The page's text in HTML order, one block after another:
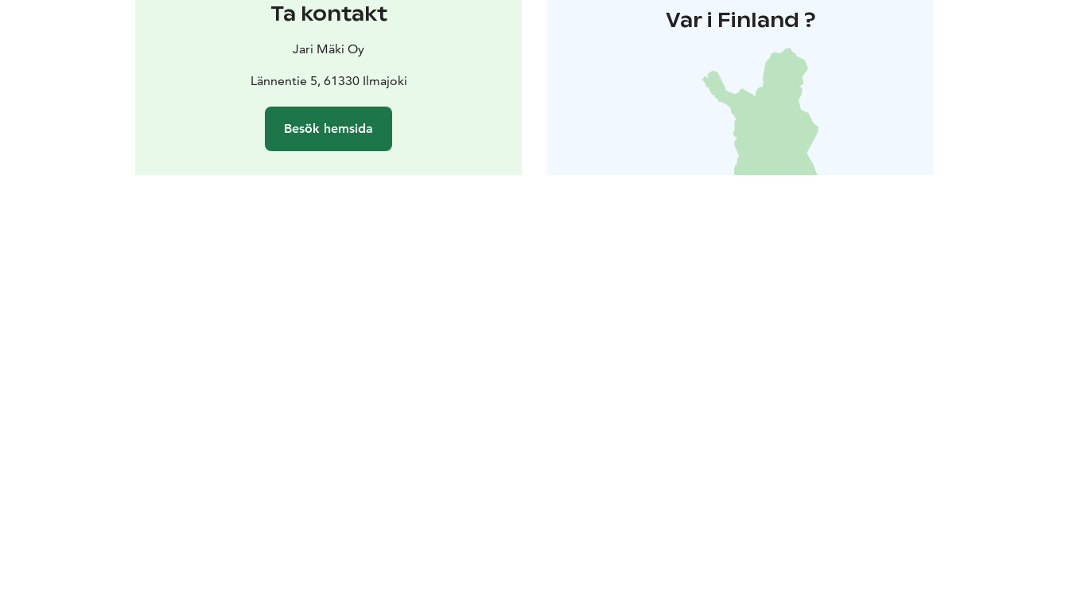
Ta kontakt
Jari Mäki Oy
Lännentie 5, 61330 Ilmajoki
Besök hemsida
Var i Finland ?